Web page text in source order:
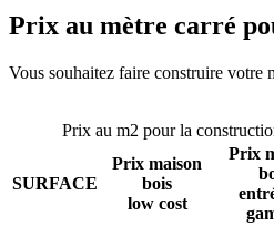
Prix au mètre carré
Vous souhaitez faire construire votre
Prix au m2 pour la
SURFACE
Prix maison
bois
low cost
Prix